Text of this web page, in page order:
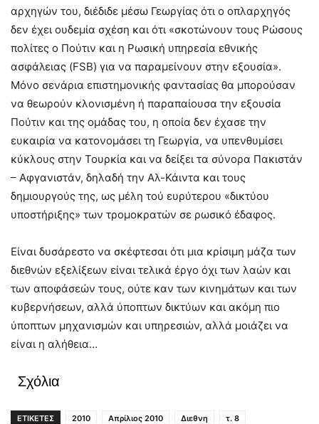
αρχηγών του, διέδιδε μέσω Γεωργίας ότι ο οπλαρχηγός
δεν έχει ουδεμία σχέση και ότι «σκοτώνουν τους Ρώσους
πολίτες ο Πούτιν και η Ρωσική υπηρεσία εθνικής
ασφάλειας (FSB) για να παραμείνουν στην εξουσία».
Μόνο σενάρια επιστημονικής φαντασίας θα μπορούσαν
να θεωρούν κλονισμένη ή παραπαίουσα την εξουσία
Πούτιν και της ομάδας του, η οποία δεν έχασε την
ευκαιρία να κατονομάσει τη Γεωργία, να υπενθυμίσει
κύκλους στην Τουρκία και να δείξει τα σύνορα Πακιστάν
– Αφγανιστάν, δηλαδή την Αλ-Κάιντα και τους
δημιουργούς της, ως μέλη τού ευρύτερου «δικτύου
υποστήριξης» των τρομοκρατών σε ρωσικό έδαφος.
Είναι δυσάρεστο να σκέφτεσαι ότι μια κρίσιμη μάζα των
διεθνών εξελίξεων είναι τελικά έργο όχι των λαών και
των αποφάσεών τους, ούτε καν των κινημάτων και των
κυβερνήσεων, αλλά ύποπτων δικτύων και ακόμη πιο
ύποπτων μηχανισμών και υπηρεσιών, αλλά μοιάζει να
είναι η αλήθεια…
Σχόλια
ΕΤΙΚΕΤΕΣ 2010 Απρίλιος 2010 Διεθνη τ. 8